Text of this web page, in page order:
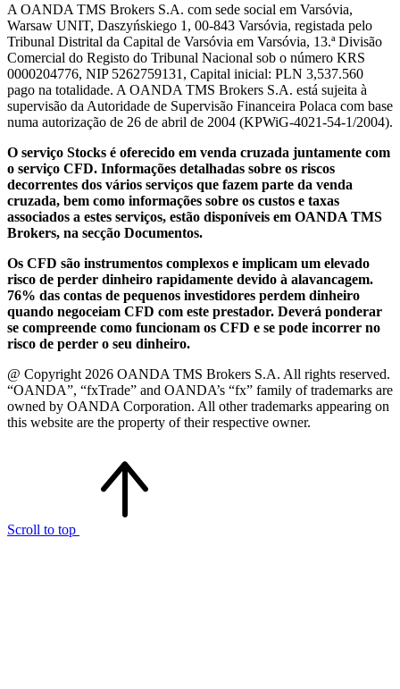
A OANDA TMS Brokers S.A. com sede social em Varsóvia,
Warsaw UNIT, Daszyńskiego 1, 00-843 Varsóvia, registada pelo
Tribunal Distrital da Capital de Varsóvia em Varsóvia, 13.ª Divisão
Comercial do Registo do Tribunal Nacional sob o número KRS
0000204776, NIP 5262759131, Capital inicial: PLN 3,537.560
pago na totalidade. A OANDA TMS Brokers S.A. está sujeita à
supervisão da Autoridade de Supervisão Financeira Polaca com base
numa autorização de 26 de abril de 2004 (KPWiG-4021-54-1/2004).
O serviço Stocks é oferecido em venda cruzada juntamente com
o serviço CFD. Informações detalhadas sobre os riscos
decorrentes dos vários serviços que fazem parte da venda
cruzada, bem como informações sobre os custos e taxas
associados a estes serviços, estão disponíveis em OANDA TMS
Brokers, na secção Documentos.
Os CFD são instrumentos complexos e implicam um elevado
risco de perder dinheiro rapidamente devido à alavancagem.
76% das contas de pequenos investidores perdem dinheiro
quando negoceiam CFD com este prestador. Deverá ponderar
se compreende como funcionam os CFD e se pode incorrer no
risco de perder o seu dinheiro.
@ Copyright 2026 OANDA TMS Brokers S.A. All rights reserved.
“OANDA”, “fxTrade” and OANDA’s “fx” family of trademarks are
owned by OANDA Corporation. All other trademarks appearing on
this website are the property of their respective owner.
Scroll to top